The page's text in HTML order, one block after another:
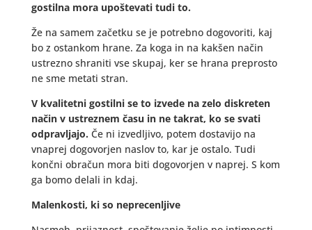
gostilna mora upoštevati tudi to.
Že na samem začetku se je potrebno dogovoriti, kaj
bo z ostankom hrane. Za koga in na kakšen način
ustrezno shraniti vse skupaj, ker se hrana preprosto
ne sme metati stran.
V kvalitetni gostilni se to izvede na zelo diskreten
način v ustreznem času in ne takrat, ko se svati
odpravljajo. Če ni izvedljivo, potem dostavijo na
vnaprej dogovorjen naslov to, kar je ostalo. Tudi
končni obračun mora biti dogovorjen v naprej. S kom
ga bomo delali in kdaj.
Malenkosti, ki so neprecenljive